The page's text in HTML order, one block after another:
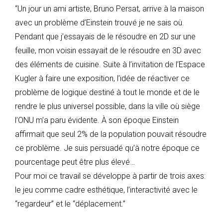
“Un jour un ami artiste, Bruno Persat, arrive à la maison
avec un problème d’Einstein trouvé je ne sais où.
Pendant que j’essayais de le résoudre en 2D sur une
feuille, mon voisin essayait de le résoudre en 3D avec
des éléments de cuisine. Suite à l’invitation de l’Espace
Kugler à faire une exposition, l’idée de réactiver ce
problème de logique destiné à tout le monde et de le
rendre le plus universel possible, dans la ville où siège
l’ONU m’a paru évidente. À son époque Einstein
affirmait que seul 2% de la population pouvait résoudre
ce problème. Je suis persuadé qu’à notre époque ce
pourcentage peut être plus élevé…
Pour moi ce travail se développe à partir de trois axes:
le jeu comme cadre esthétique, l’interactivité avec le
“regardeur” et le “déplacement.”